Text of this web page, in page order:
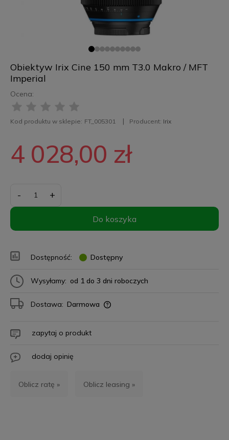
Obiektyw Irix Cine 150 mm T3.0 Makro / MFT
Imperial
Ocena:
Kod produktu w sklepie: FT_005301 Producent: Irix
4 028,00 zł
- +
Do koszyka
Dostępność: Dostępny
Wysyłamy: od 1 do 3 dni roboczych
Dostawa: Darmowa
zapytaj o produkt
dodaj opinię
Oblicz ratę » Oblicz leasing »